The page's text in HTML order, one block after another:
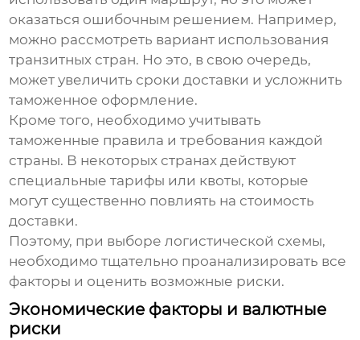
оказаться ошибочным решением. Например,
можно рассмотреть вариант использования
транзитных стран. Но это, в свою очередь,
может увеличить сроки доставки и усложнить
таможенное оформление.
Кроме того, необходимо учитывать
таможенные правила и требования каждой
страны. В некоторых странах действуют
специальные тарифы или квоты, которые
могут существенно повлиять на стоимость
доставки.
Поэтому, при выборе логистической схемы,
необходимо тщательно проанализировать все
факторы и оценить возможные риски.
Экономические факторы и валютные
риски